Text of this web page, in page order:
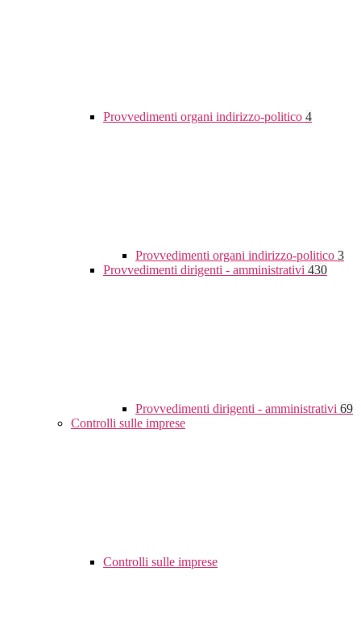
Provvedimenti organi indirizzo-politico 4
Provvedimenti organi indirizzo-politico 3
Provvedimenti dirigenti - amministrativi 430
Provvedimenti dirigenti - amministrativi 69
Controlli sulle imprese
Controlli sulle imprese